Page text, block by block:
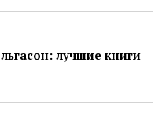
лучшие книги